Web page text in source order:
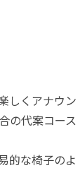
しくアナウン
の代案コース
的な椅子のよ